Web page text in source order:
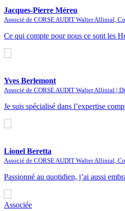
Jacques-Pierre Méreu
Associé de CORSE AUDIT Walter Allinial,
Ce qui compte pour nous ce sont les
Yves Berlemont
Associé de CORSE AUDIT Walter Allinial |
Je suis spécialisé dans l’expertise
Lionel Beretta
Associé de CORSE AUDIT Walter Allinial,
Passionné au quotidien, j’ai aussi
Associée